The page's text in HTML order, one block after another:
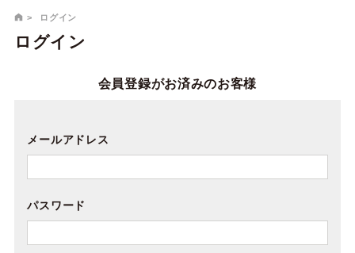
ログイン
ログイン
会員登録がお済みのお客様
メールアドレス
パスワード